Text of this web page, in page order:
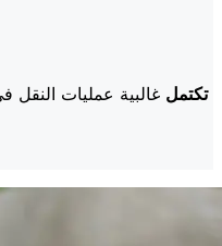
تكتمل غالبية عمليات النقل